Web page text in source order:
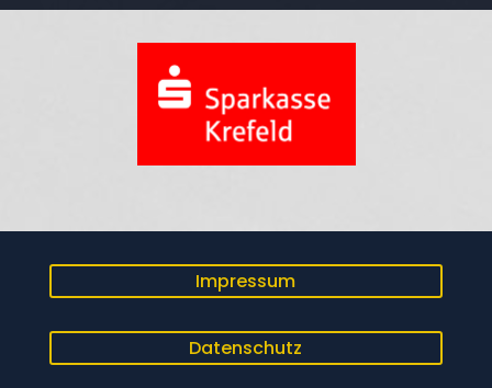
Impressum
Datenschutz